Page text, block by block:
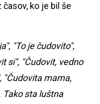
ko je bil še
"To je čudovito",
si", "Čudovit, vedno
"Čudovita mama,
Tako sta luštna